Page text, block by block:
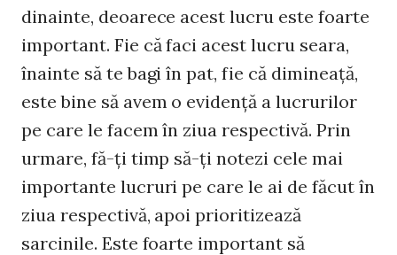
dinainte, deoarece acest lucru este foarte
important. Fie că faci acest lucru seara,
înainte să te bagi în pat, fie că dimineaţă,
este bine să avem o evidenţă a lucrurilor
pe care le facem în ziua respectivă. Prin
urmare, fă-ţi timp să-ţi notezi cele mai
importante lucruri pe care le ai de făcut în
ziua respectivă, apoi prioritizează
sarcinile. Este foarte important să